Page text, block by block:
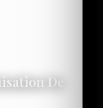
De